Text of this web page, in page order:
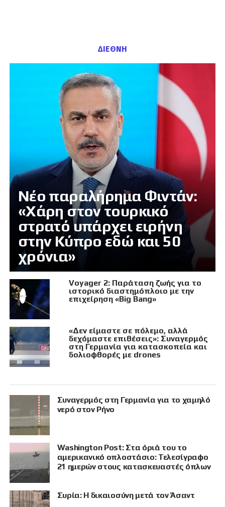
ΔΙΕΘΝΗ
Νέο παραλήρημα Φιντάν:
«Χάρη στον τουρκικό
στρατό υπάρχει ειρήνη
στην Κύπρο εδώ και 50
χρόνια»
Voyager 2: Παράταση ζωής για το
ιστορικό διαστημόπλοιο με την
επιχείρηση «Big Bang»
«Δεν είμαστε σε πόλεμο, αλλά
δεχόμαστε επιθέσεις»: Συναγερμός
στη Γερμανία για κατασκοπεία και
δολιοφθορές με drones
Συναγερμός στη Γερμανία για το χαμηλό
νερό στον Ρήνο
Washington Post: Στα όριά του το
αμερικανικό οπλοστάσιο: Τελεσίγραφο
21 ημερών στους κατασκευαστές όπλων
Συρία: Η δικαιοσύνη μετά τον Άσαντ